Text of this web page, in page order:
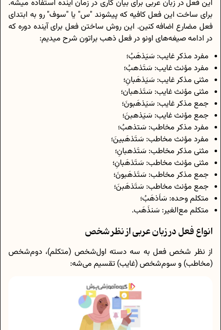
این فعل در زبان عربی برای بیان کاری در زمان آینده استفاده میشه.
برای ساخت این فعل کافیه که پیشوند "س" یا "سوف" رو به ابتدای
فعل مضارع اضافه کنین. این روش ساختن فعل برای آینده دوره که
در ادامه صیغه‌های اونو در فعل ذهب براتون شرح میدیم:
مفرد مذکر غایب: سَیَذهَبُ؛
مفرد مؤنث غایب: سَتَذهبُ؛
مثنی مذکر غایب: سَیَذهَبانِ؛
مثنی مؤنث غایب: سَتَذهبان؛
جمع مذکر غایب: سَیَذهَبونَ؛
جمع مؤنث غایب: سَیَذهبنَ؛
مفرد مذکر مخاطب: سَتذهبُ؛
مفرد مؤنث مخاطب: سَتَذهَبینَ؛
مثنی مذکر مخاطب: سَتَذهبانِ؛
مثنی مؤنث مخاطب: سَتَذهَبانِ؛
جمع مذکر مخاطب: سَتَذهَبونَ؛
جمع مؤنث مخاطب: سَتَذهَبنَ؛
متکلم وحده: سَاَذهَبُ؛
متکلم مع‌الغیر: سَنذَهَب.
انواع فعل در زبان عربی از نظر شخص
از نظر شخص فعل به سه دسته اول‌شخص (متکلم)، دوم‌شخص
(مخاطب) و سوم‌شخص (غایب) تقسیم می‌شه: